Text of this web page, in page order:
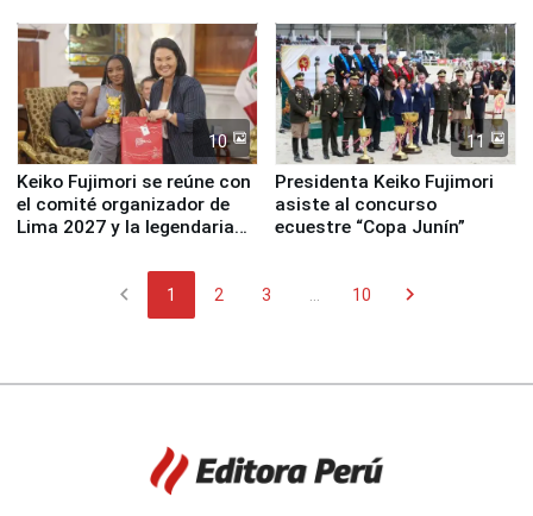
10
Keiko Fujimori se reúne con
el comité organizador de
Lima 2027 y la legendaria
11
Presidenta Keiko Fujimori
asiste al concurso
ecuestre “Copa Junín”
chevron_left 1 2 3 10 chevron_right